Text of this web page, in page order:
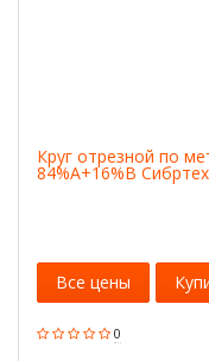
Круг отрезной по
84%A+16%B Сибртех
0
Все цены